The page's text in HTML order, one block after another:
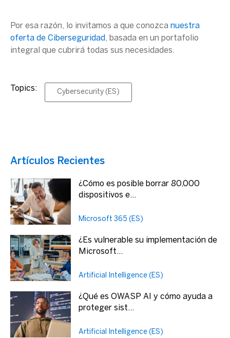
Por esa razón, lo invitamos a que conozca nuestra
oferta de Ciberseguridad, basada en un portafolio
integral que cubrirá todas sus necesidades.
Topics: Cybersecurity (ES)
Artículos Recientes
¿Cómo es posible borrar 80,000
dispositivos e...
Microsoft 365 (ES)
¿Es vulnerable su implementación de
Microsoft...
Artificial Intelligence (ES)
¿Qué es OWASP AI y cómo ayuda a
proteger sist...
Artificial Intelligence (ES)